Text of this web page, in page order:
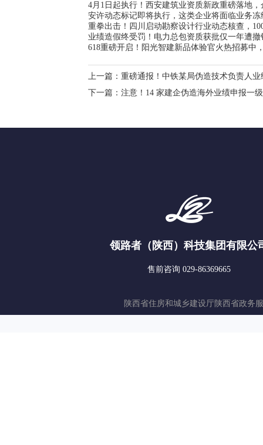
4月1日起执行！西安建筑业资质新政重磅落地
安许动态标记即将执行，这类企业将面临业务
重拳出击！四川启动勘察设计行业动态核查，
业绩造假终受罚！电力总包资质获批仅一年遭
618重磅开启！阳光智建新品体验官火热招募中
上一篇： 重磅通报！中铁某局伪造技术负责人
下一篇： 注意！14 家建企伪造海外业绩申报一
领路者（陕西）科技集团有限公
售前咨询 029-86369665
陕西省住房和城乡建设厅陕西省政务